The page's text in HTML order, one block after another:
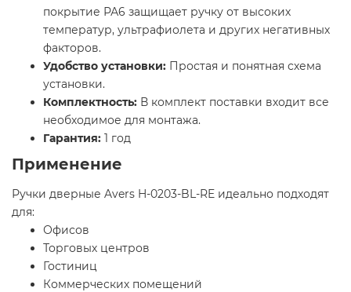
покрытие РА6 защищает ручку от высоких
температур, ультрафиолета и других негативных
факторов.
Удобство установки: Простая и понятная схема
установки.
Комплектность: В комплект поставки входит все
необходимое для монтажа.
Гарантия: 1 год
Применение
Ручки дверные Avers H-0203-BL-RE идеально подходят
для:
Офисов
Торговых центров
Гостиниц
Коммерческих помещений